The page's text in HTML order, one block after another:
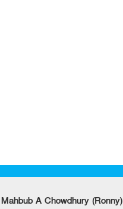
A Chowdhury (Ronny)